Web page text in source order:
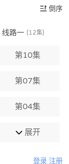
倒序
线路一 (12集)
第10集
第07集
第04集
展开
登录 注册